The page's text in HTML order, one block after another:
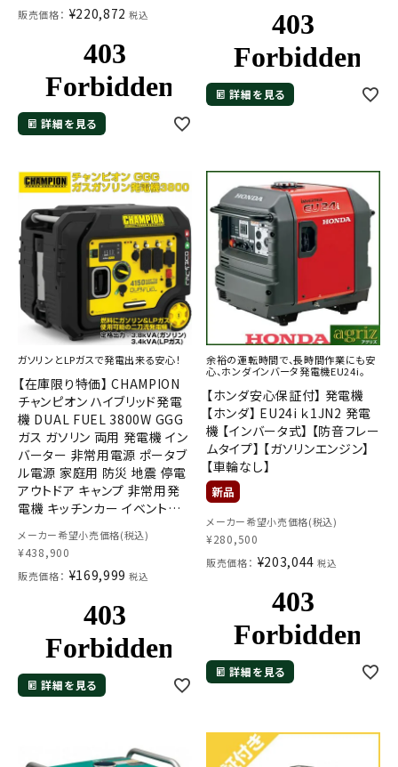
販売価格： ¥220,872 税込
詳細を見る
詳細を見る
ガソリンとLPガスで発電出来る安心！
【在庫限り特価】 CHAMPION
チャンピオン ハイブリッド発電
機 DUAL FUEL 3800W GGG
ガス ガソリン 両用 発電機 イン
バーター 非常用電源 ポータブ
ル電源 家庭用 防災 地震 停電
アウトドア キャンプ 非常用発
電機 キッチンカー イベント用
電源 大容量
メーカー希望小売価格(税込)
¥438,900
販売価格： ¥169,999 税込
詳細を見る
余裕の運転時間で、長時間作業にも安
心、ホンダインバータ発電機EU24i。
【ホンダ安心保証付】 発電機
【ホンダ】 EU24i ｋ1JN2 発電
機 【インバータ式】 【防音フレー
ムタイプ】 【ガソリンエンジン】
【車輪なし】
メーカー希望小売価格(税込)
¥280,500
販売価格： ¥203,044 税込
詳細を見る